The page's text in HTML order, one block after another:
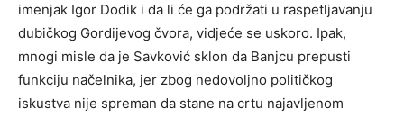
imenjak Igor Dodik i da li će ga podržati u raspetljavanju
dubičkog Gordijevog čvora, vidjeće se uskoro. Ipak,
mnogi misle da je Savković sklon da Banjcu prepusti
funkciju načelnika, jer zbog nedovoljno političkog
iskustva nije spreman da stane na crtu najavljenom